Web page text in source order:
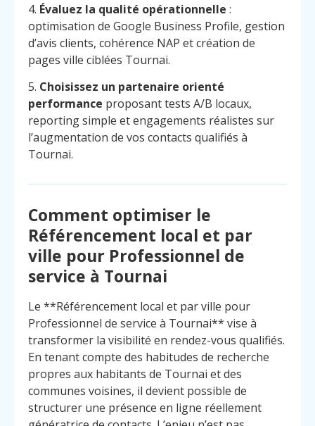
Contact
Appelez
4. Évaluez la qualité opérationnelle :
optimisation de Google Business Profile, gestion
d’avis clients, cohérence NAP et création de
pages ville ciblées Tournai.
5. Choisissez un partenaire orienté
performance proposant tests A/B locaux,
reporting simple et engagements réalistes sur
l’augmentation de vos contacts qualifiés à
Tournai.
Comment optimiser le
Référencement local et par
ville pour Professionnel de
service à Tournai
Le **Référencement local et par ville pour
Professionnel de service à Tournai** vise à
transformer la visibilité en rendez-vous qualifiés.
En tenant compte des habitudes de recherche
propres aux habitants de Tournai et des
communes voisines, il devient possible de
structurer une présence en ligne réellement